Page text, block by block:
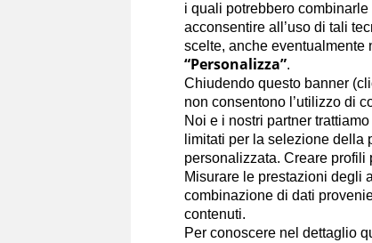
Gianluca
Giornalista Pubblicista,
Precedentemente
Spettacolo data la naturale
Portfolio
i quali potrebbero
acconsentire all’uso di tali
scelte, anche eventualmente
“Personalizza”.
Chiudendo questo banner
non consentono l’utilizzo di
Noi e i nostri partner
limitati per la selezione
personalizzata. Creare
Misurare le prestazioni degli
combinazione di dati
contenuti.
Per conoscere nel dettaglio